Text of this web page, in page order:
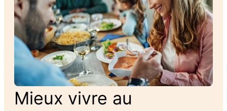
Mieux vivre au